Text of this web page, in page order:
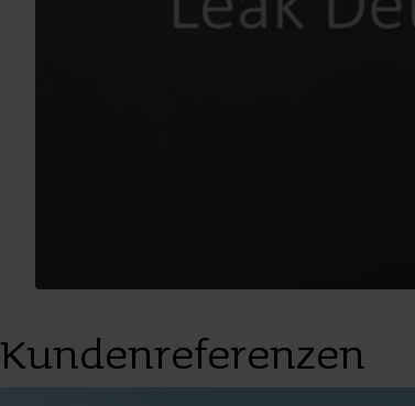
Kundenreferenzen